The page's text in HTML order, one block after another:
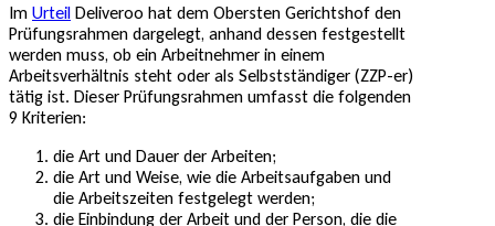
Im Urteil Deliveroo hat dem Obersten Gerichtshof den
Prüfungsrahmen dargelegt, anhand dessen festgestellt
werden muss, ob ein Arbeitnehmer in einem
Arbeitsverhältnis steht oder als Selbstständiger (ZZP-er)
tätig ist. Dieser Prüfungsrahmen umfasst die folgenden
9 Kriterien:
die Art und Dauer der Arbeiten;
die Art und Weise, wie die Arbeitsaufgaben und
die Arbeitszeiten festgelegt werden;
die Einbindung der Arbeit und der Person, die die